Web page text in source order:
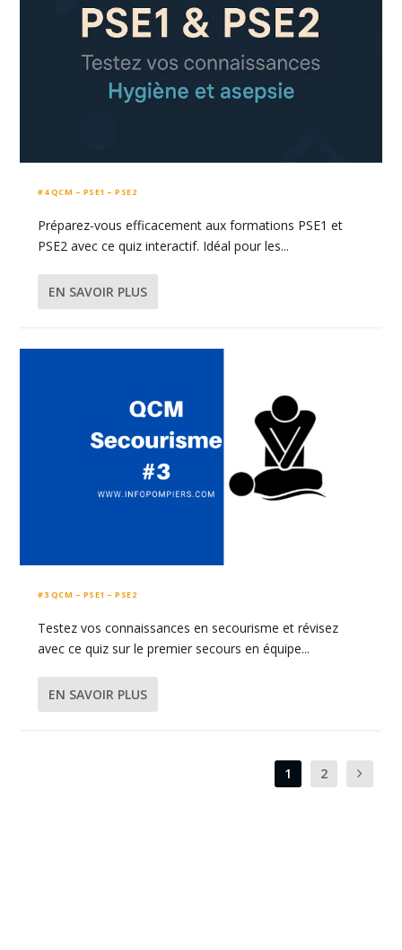
#4 QCM – PSE1 – PSE2
Préparez-vous efficacement aux formations PSE1 et
PSE2 avec ce quiz interactif. Idéal pour les...
EN SAVOIR PLUS
#3 QCM – PSE1 – PSE2
Testez vos connaissances en secourisme et révisez
avec ce quiz sur le premier secours en équipe...
EN SAVOIR PLUS
1 2